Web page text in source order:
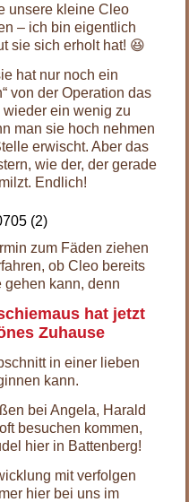
unsere kleine Cleo
– ich bin eigentlich
sie sich erholt hat! 😆
hat nur noch ein
von der Operation das
ein wenig zu
man sie hoch nehmen
erwischt. Aber das
wie der, der gerade
Endlich!
zum Fäden ziehen
ob Cleo bereits
gehen kann, denn
hat jetzt
Zuhause
in einer lieben
kann.
bei Angela, Harald
besuchen kommen,
hier in Battenberg!
mit verfolgen
hier bei uns im